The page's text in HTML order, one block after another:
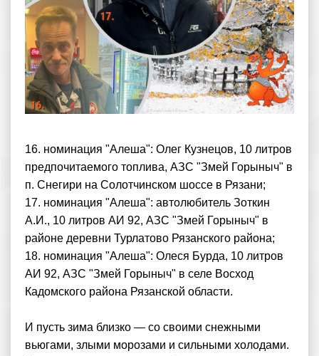
16. номинация "Алеша": Олег Кузнецов, 10 литров
предпочитаемого топлива, АЗС "Змей Горыныч" в
п. Снегири на Солотчинском шоссе в Рязани;
17. номинация "Алеша": автолюбитель Зоткин
А.И., 10 литров АИ 92, АЗС "Змей Горыныч" в
районе деревни Турлатово Рязанского района;
18. номинация "Алеша": Олеся Бурда, 10 литров
АИ 92, АЗС "Змей Горыныч" в селе Восход
Кадомского района Рязанской области.
И пусть зима близко — со своими снежными
вьюгами, злыми морозами и сильными холодами.